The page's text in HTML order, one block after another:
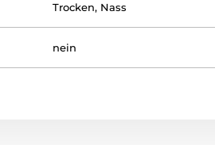
Trocken, Nass
nein